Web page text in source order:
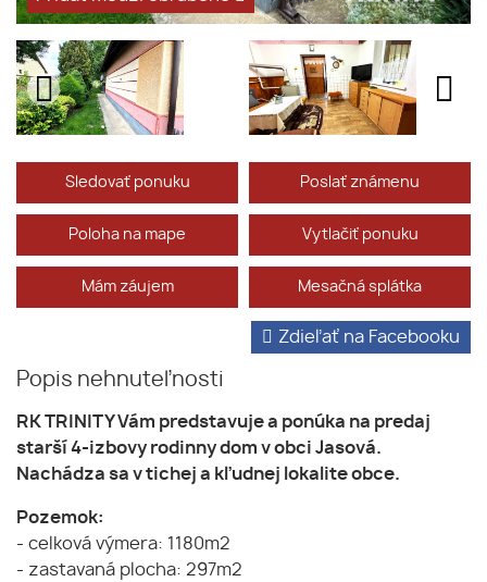
Sledovať ponuku Poslať známenu
Poloha na mape Vytlačiť ponuku
Mám záujem Mesačná splátka
Popis nehnuteľnosti
Zdieľať na Facebooku
RK TRINITY Vám predstavuje a ponúka na predaj
starší 4-izbovy rodinny dom v obci Jasová.
Nachádza sa v tichej a kľudnej lokalite obce.
Pozemok:
- celková výmera: 1180m2
- zastavaná plocha: 297m2